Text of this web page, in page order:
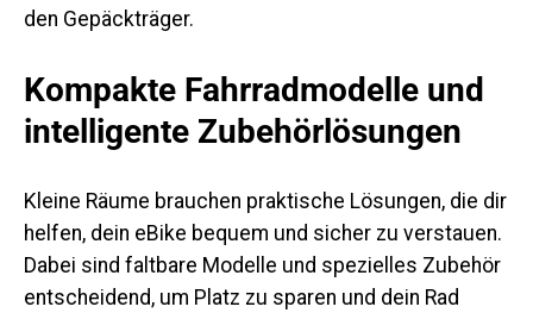
den Gepäckträger.
Kompakte Fahrradmodelle und
intelligente Zubehörlösungen
Kleine Räume brauchen praktische Lösungen, die dir
helfen, dein eBike bequem und sicher zu verstauen.
Dabei sind faltbare Modelle und spezielles Zubehör
entscheidend, um Platz zu sparen und dein Rad